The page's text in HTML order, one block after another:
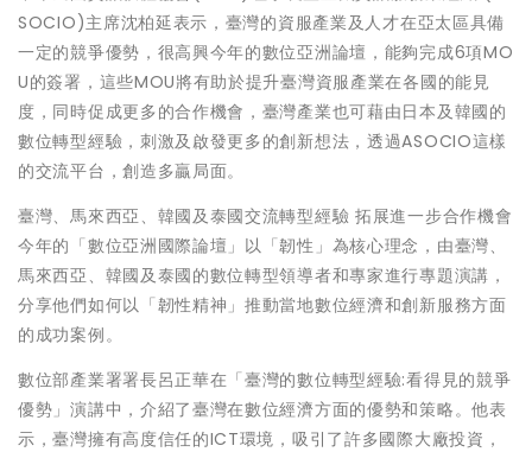
SOCIO)主席沈柏延表示，臺灣的資服產業及人才在亞太區具備
一定的競爭優勢，很高興今年的數位亞洲論壇，能夠完成6項MO
U的簽署，這些MOU將有助於提升臺灣資服產業在各國的能見
度，同時促成更多的合作機會，臺灣產業也可藉由日本及韓國的
數位轉型經驗，刺激及啟發更多的創新想法，透過ASOCIO這樣
的交流平台，創造多贏局面。
臺灣、馬來西亞、韓國及泰國交流轉型經驗 拓展進一步合作機會
今年的「數位亞洲國際論壇」以「韌性」為核心理念，由臺灣、
馬來西亞、韓國及泰國的數位轉型領導者和專家進行專題演講，
分享他們如何以「韌性精神」推動當地數位經濟和創新服務方面
的成功案例。
數位部產業署署長呂正華在「臺灣的數位轉型經驗:看得見的競爭
優勢」演講中，介紹了臺灣在數位經濟方面的優勢和策略。他表
示，臺灣擁有高度信任的ICT環境，吸引了許多國際大廠投資，